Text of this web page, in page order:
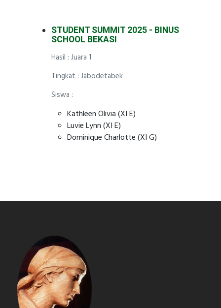
STUDENT SUMMIT 2025 - BINUS
SCHOOL BEKASI
Hasil : Juara 1
Tingkat : Jabodetabek
Siswa :
Kathleen Olivia (XI E)
Luvie Lynn (XI E)
Dominique Charlotte (XI G)